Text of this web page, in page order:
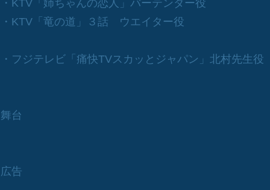
​・KTV「姉ちゃんの恋人」バーテンダー役
​・KTV「竜の道」３話 ウエイター役
​・フジテレビ「痛快TVスカッとジャパン」北村先生役
舞台
広告